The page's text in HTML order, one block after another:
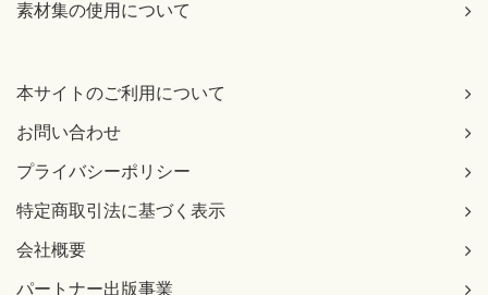
素材集の使用について
本サイトのご利用について
お問い合わせ
プライバシーポリシー
特定商取引法に基づく表示
会社概要
パートナー出版事業